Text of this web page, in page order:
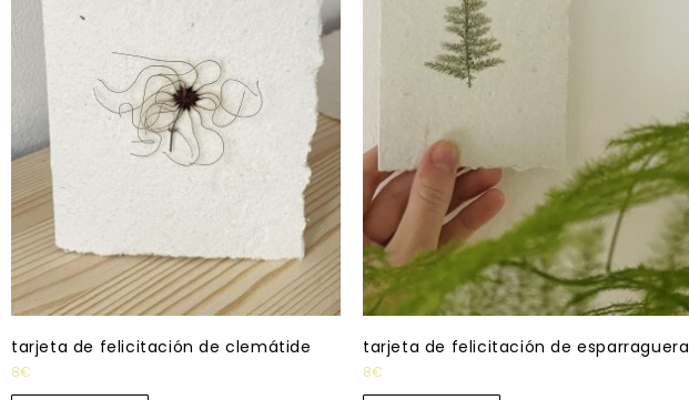
tarjeta de felicitación de clemátide
8€
tarjeta de felicitación de esparraguera
8€